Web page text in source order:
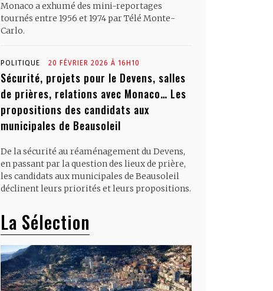
Monaco a exhumé des mini-reportages
tournés entre 1956 et 1974 par Télé Monte-
Carlo.
POLITIQUE 20 FÉVRIER 2026 À 16H10
Sécurité, projets pour le Devens, salles
de prières, relations avec Monaco… Les
propositions des candidats aux
municipales de Beausoleil
De la sécurité au réaménagement du Devens,
en passant par la question des lieux de prière,
les candidats aux municipales de Beausoleil
déclinent leurs priorités et leurs propositions.
La Sélection